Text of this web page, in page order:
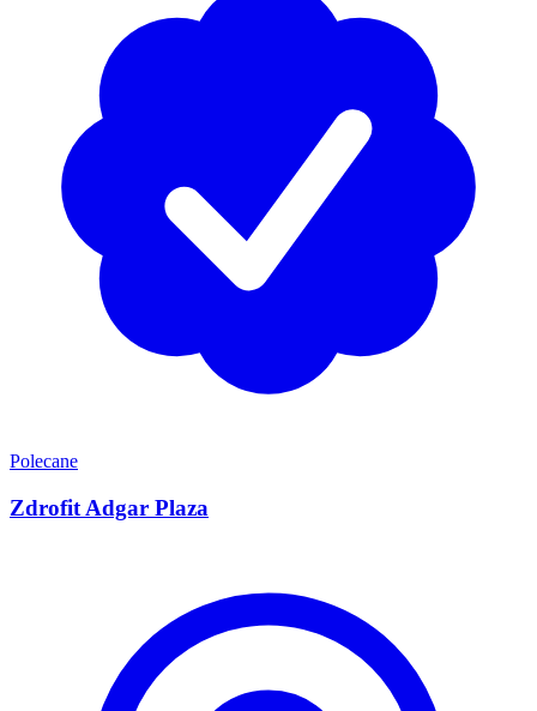
Polecane
Zdrofit Adgar Plaza